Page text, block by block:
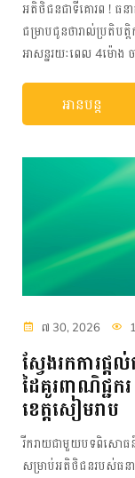
អតិថិជនជាទីគោរព ! ធន
ជម្រាបជូនថារាល់ប្រតិបត្
អាសន្នរយៈពេល 4ម៉ោង
អានបន្ត
៧ 30, 2026
ស្វែងរកការផ្
ដៃគូរពាណិជ្ជក
ខេត្តសៀមរាប
រីករាយជាមួយបទពិសោធ
សម្រាប់អតិថិជនរបស់ធន